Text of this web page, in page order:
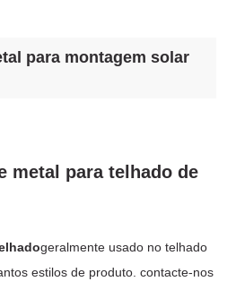
para montagem solar
metal para telhado de
geralmente usado no telhado
estilos de produto. contacte-nos